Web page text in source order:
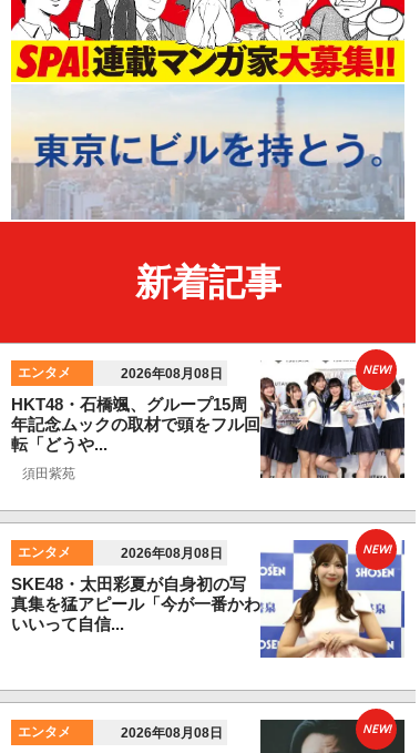
新着記事
エンタメ 2026年08月08日
HKT48・石橋颯、グループ15周
年記念ムックの取材で頭をフル回
転「どうや...
須田紫苑
NEW!
エンタメ 2026年08月08日
SKE48・太田彩夏が自身初の写
真集を猛アピール「今が一番かわ
いいって自信...
NEW!
エンタメ 2026年08月08日 NEW!